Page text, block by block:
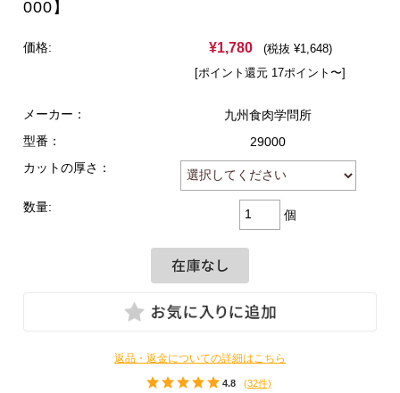
000】
価格: ¥1,780
(税抜 ¥1,648)
[ポイント還元 17ポイント〜]
メーカー：
九州食肉学問所
型番：
29000
カットの厚さ：
数量:
個
返品・返金についての詳細はこちら
4.8 (32件)